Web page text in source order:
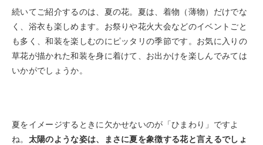
続いてご紹介するのは、夏の花。夏は、着物（薄物）だけでな
く、浴衣も楽しめます。お祭りや花火大会などのイベントごと
も多く、和装を楽しむのにピッタリの季節です。お気に入りの
草花が描かれた和装を身に着けて、お出かけを楽しんでみては
いかがでしょうか。
夏をイメージするときに欠かせないのが「ひまわり」ですよ
ね。 太陽のような姿は、まさに夏を象徴する花と言えるでしょ